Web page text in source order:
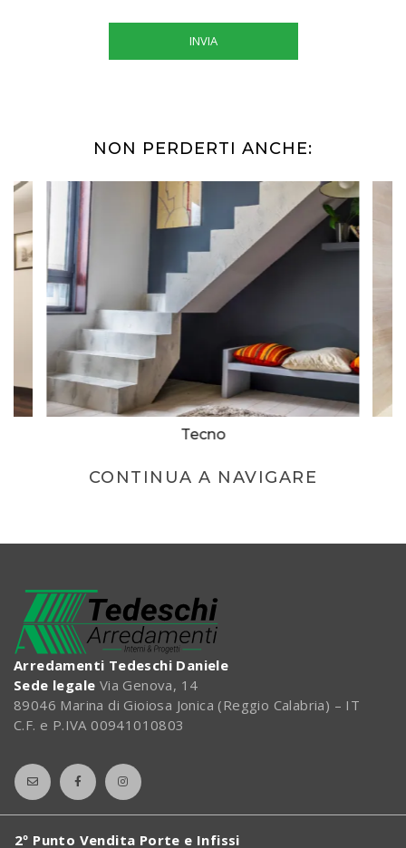
INVIA
NON PERDERTI ANCHE:
Tecno
CONTINUA A NAVIGARE
Arredamenti Tedeschi Daniele
Sede legale Via Genova, 14
89046 Marina di Gioiosa Jonica (Reggio Calabria) – IT
C.F. e P.IVA 00941010803
2º Punto Vendita Porte e Infissi